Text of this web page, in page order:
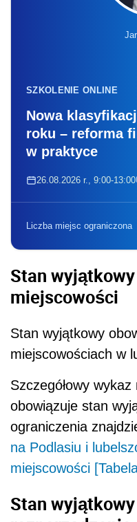
SZKOLENIE ONLINE
Nowa
roku – reforma
w praktyce
26.08.2026 r., 9:00-13:00
Liczba miejsc ograniczona
Stan
miejscowości
Stan wyjątkowy
miejscowościach w
Szczegółowy
obowiązuje stan
ograniczenia
na Podlasiu i
miejscowości
Stan